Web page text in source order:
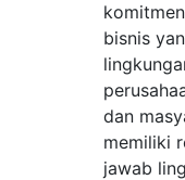
bisnis
dan
memiliki
jawab